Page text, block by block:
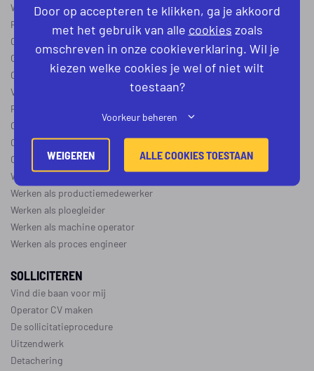
Werken als procesoperator
Procesoperator in de
chemie, voedingsindustrie, farmacie
Operator A
Operator B
Operator C
Verschil operator A, B en C
Procesoperator salaris
Operator opleidingen
–vapro
Over de maakindustrie
Over de procesindustrie
Werken als monteur
Werken als productiemedewerker
Werken als ploegleider
Werken als machine operator
Werken als proces engineer
SOLLICITEREN
Vind die baan voor mij
Operator CV maken
De sollicitatieprocedure
Uitzendwerk
Detachering
Door op accepteren te klikken, ga je akkoord
met het gebruik van alle cookies zoals
omschreven in onze cookieverklaring. Wil je
kiezen welke cookies je wel of niet wilt
toestaan?
Voorkeur beheren
WEIGEREN ALLE COOKIES TOESTAAN